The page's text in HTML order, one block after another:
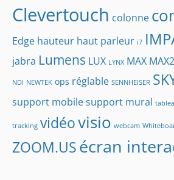
Clevertouch colonne
Edge hauteur haut parleur i7
jabra Lumens LUX LYNX MAX MAX2
NDI NEWTEK ops réglable SENNHEISER
support mobilesupport mural
tracking vidéovisio webcam
ZOOM.USécran